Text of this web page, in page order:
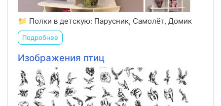
📁 Полки в детскую: Парусник, Самолёт, Домик
Подробнее
Изображения птиц